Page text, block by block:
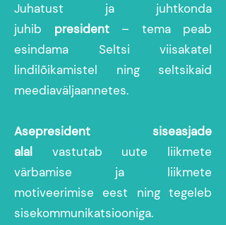
Juhatust ja juhtkonda
juhib president – tema peab
esindama Seltsi viisakatel
lindilõikamistel ning seltsikaid
meediaväljaannetes.
Asepresident siseasjade
alal vastutab uute liikmete
värbamise ja liikmete
motiveerimise eest ning tegeleb
sisekommunikatsiooniga.